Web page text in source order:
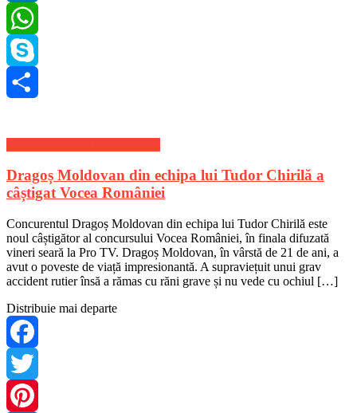
LinkedIn
WhatsApp
Skype
Dragoș Moldovan din echipa lui Tudor Chirilă a
câștigat Vocea României
Concurentul Dragoș Moldovan din echipa lui Tudor Chirilă este
noul câștigător al concursului Vocea României, în finala difuzată
vineri seară la Pro TV. Dragoș Moldovan, în vârstă de 21 de ani, a
avut o poveste de viață impresionantă. A supraviețuit unui grav
accident rutier însă a rămas cu răni grave și nu vede cu ochiul […]
Distribuie mai departe
Facebook
Twitter